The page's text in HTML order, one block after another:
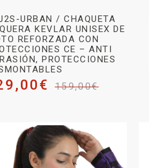
URBAN / CHAQUETA
KEVLAR UNISEX DE
REFORZADA CON
CE – ANTI
PROTECCIONES
159,00€
€